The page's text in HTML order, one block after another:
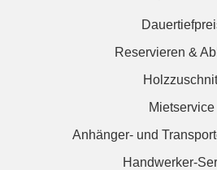
Reservieren &
Mietservice
Anhänger- und
Handwerker-